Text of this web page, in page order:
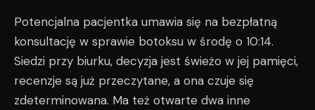
Potencjalna pacjentka umawia się na bezpłatną
konsultację w sprawie botoksu w środę o 10:14.
Siedzi przy biurku, decyzja jest świeżo w jej pamięci,
recenzje są już przeczytane, a ona czuje się
zdeterminowana. Ma też otwarte dwa inne